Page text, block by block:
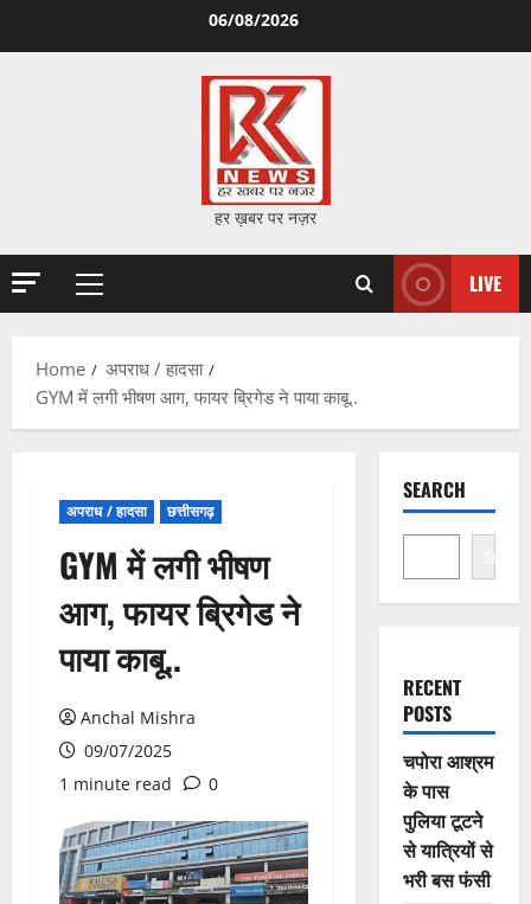
06/08/2026
हर ख़बर पर नज़र
Primary
LIVE
Home
अपराध / हादसा
GYM में लगी भीषण आग, फायर ब्रिगेड ने पाया काबू..
अपराध / हादसा छत्तीसगढ़
GYM में लगी भीषण
आग, फायर ब्रिगेड ने
पाया काबू..
Anchal Mishra
09/07/2025
1 minute read
0
SEARCH
Search
RECENT
POSTS
चपोरा आश्रम
के पास
पुलिया टूटने
से यात्रियों से
भरी बस फंसी